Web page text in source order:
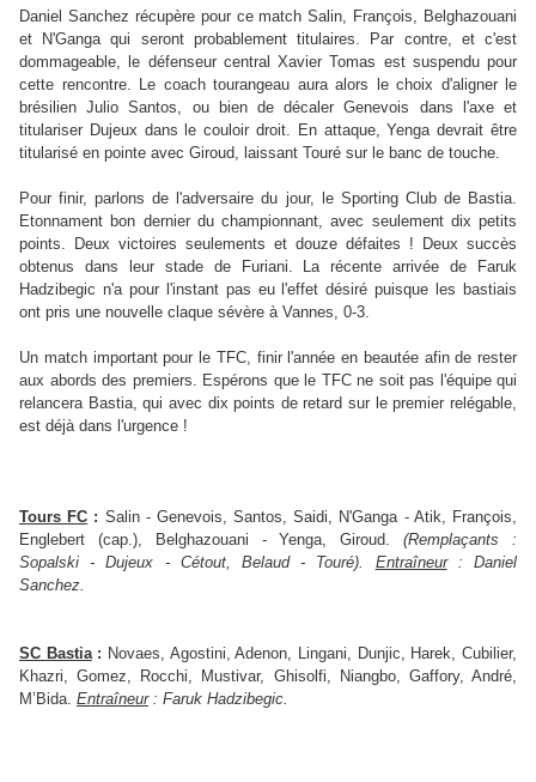
Daniel Sanchez récupère pour ce match Salin, François, Belghazouani
et N'Ganga qui seront probablement titulaires. Par contre, et c'est
dommageable, le défenseur central Xavier Tomas est suspendu pour
cette rencontre. Le coach tourangeau aura alors le choix d'aligner le
brésilien Julio Santos, ou bien de décaler Genevois dans l'axe et
titulariser Dujeux dans le couloir droit. En attaque, Yenga devrait être
titularisé en pointe avec Giroud, laissant Touré sur le banc de touche.
Pour finir, parlons de l'adversaire du jour, le Sporting Club de Bastia.
Etonnament bon dernier du championnant, avec seulement dix petits
points. Deux victoires seulements et douze défaites ! Deux succès
obtenus dans leur stade de Furiani. La récente arrivée de Faruk
Hadzibegic n'a pour l'instant pas eu l'effet désiré puisque les bastiais
ont pris une nouvelle claque sévère à Vannes, 0-3.
Un match important pour le TFC, finir l'année en beautée afin de rester
aux abords des premiers. Espérons que le TFC ne soit pas l'équipe qui
relancera Bastia, qui avec dix points de retard sur le premier relégable,
est déjà dans l'urgence !
Tours FC : Salin - Genevois, Santos, Saidi, N'Ganga - Atik, François,
Englebert (cap.), Belghazouani - Yenga, Giroud.(Remplaçants :
Sopalski - Dujeux - Cétout, Belaud - Touré).
Entraîneur: Daniel
Sanchez.
SC Bastia: Novaes, Agostini, Adenon, Lingani, Dunjic, Harek, Cubilier,
Khazri, Gomez, Rocchi, Mustivar, Ghisolfi, Niangbo, Gaffory, André,
M’Bida. Entraîneur: Faruk Hadzibegic.